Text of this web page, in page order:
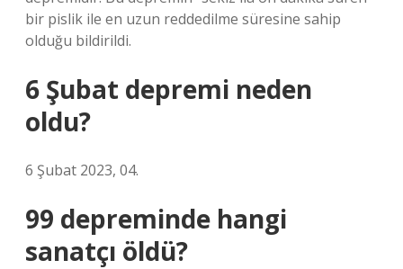
bir pislik ile en uzun reddedilme süresine sahip
olduğu bildirildi.
6 Şubat depremi neden
oldu?
6 Şubat 2023, 04.
99 depreminde hangi
sanatçı öldü?